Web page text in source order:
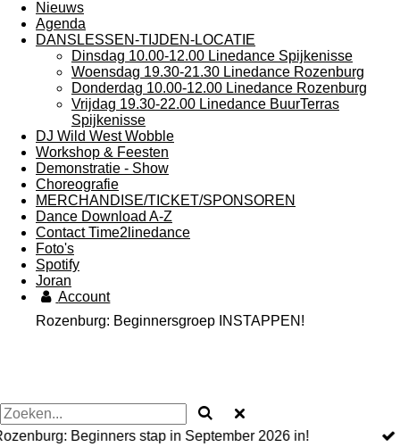
Nieuws
Agenda
DANSLESSEN-TIJDEN-LOCATIE
Dinsdag 10.00-12.00 Linedance Spijkenisse
Woensdag 19.30-21.30 Linedance Rozenburg
Donderdag 10.00-12.00 Linedance Rozenburg
Vrijdag 19.30-22.00 Linedance BuurTerras
Spijkenisse
DJ Wild West Wobble
Workshop & Feesten
Demonstratie - Show
Choreografie
MERCHANDISE/TICKET/SPONSOREN
Dance Download A-Z
Contact Time2linedance
Foto's
Spotify
Joran
Account
Rozenburg: Beginnersgroep INSTAPPEN!
in! Schrijf je in via de button of kom